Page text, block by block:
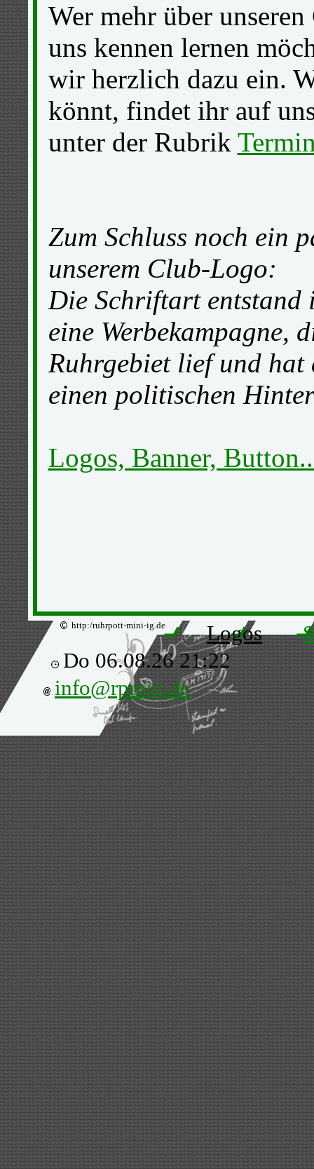
Wer mehr über
uns kennen lernen
wir herzlich dazu ein.
könnt, findet ihr auf
unter der Rubrik
Zum Schluss noch ein
unserem Club-Logo:
Die Schriftart entstand
eine Werbekampagne,
Ruhrgebiet lief und
einen politischen
Logos, Banner,
http:/ruhrpott-mini-ig.de Logos
Do 06.08.26 21:22
info@rpmig.de